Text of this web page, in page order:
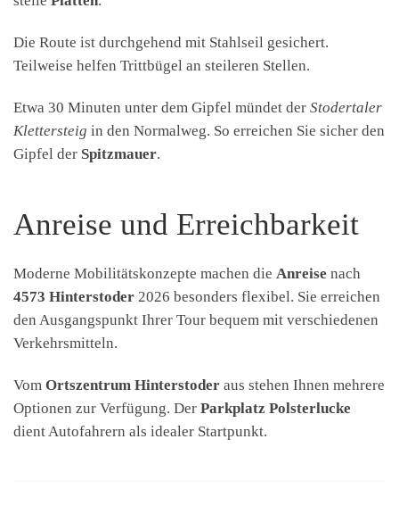
Die Route ist durchgehend mit Stahlseil gesichert.
Teilweise helfen Trittbügel an steileren Stellen.
Etwa 30 Minuten unter dem Gipfel mündet der Stodertaler
Klettersteig in den Normalweg. So erreichen Sie sicher den
Gipfel der Spitzmauer.
Anreise und Erreichbarkeit
Moderne Mobilitätskonzepte machen die Anreise nach
4573 Hinterstoder 2026 besonders flexibel. Sie erreichen
den Ausgangspunkt Ihrer Tour bequem mit verschiedenen
Verkehrsmitteln.
Vom Ortszentrum Hinterstoder aus stehen Ihnen mehrere
Optionen zur Verfügung. Der Parkplatz Polsterlucke
dient Autofahrern als idealer Startpunkt.